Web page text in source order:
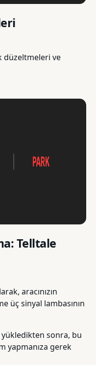
düzeltmeleri ve
Telltale
aracınızın
üç sinyal lambasının
yükledikten sonra, bu
yapmanıza gerek